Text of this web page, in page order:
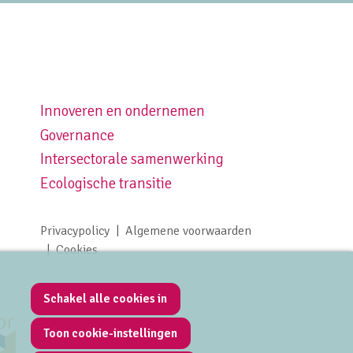
Footer navigation right
Innoveren en ondernemen
Governance
Intersectorale samenwerking
Ecologische transitie
Footer meta navigation
Privacypolicy
Algemene voorwaarden
Cookies
Schakel alle cookies in
Toon cookie-instellingen